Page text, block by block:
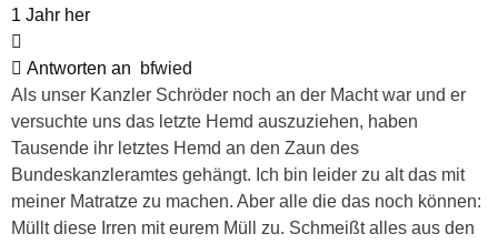
1 Jahr her
Antworten an
bfwied
Als unser Kanzler Schröder noch an der Macht war und er
versuchte uns das letzte Hemd auszuziehen, haben
Tausende ihr letztes Hemd an den Zaun des
Bundeskanzleramtes gehängt. Ich bin leider zu alt das mit
meiner Matratze zu machen. Aber alle die das noch können:
Müllt diese Irren mit eurem Müll zu. Schmeißt alles aus den